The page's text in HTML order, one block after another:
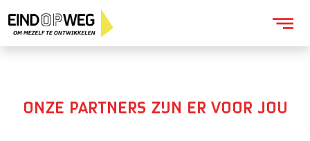
ONZE PARTNERS ZIJN ER VOOR JOU